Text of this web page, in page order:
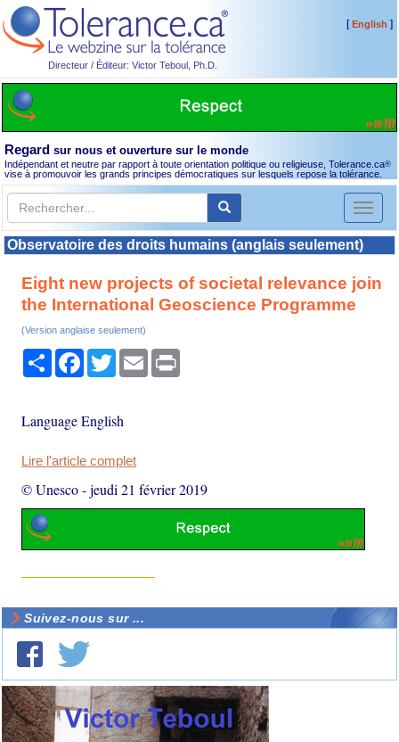
Directeur / Éditeur: Victor Teboul, Ph.D.
[English ]
Regard sur nous et ouverture sur le monde
Indépendant et neutre par rapport à toute orientation politique ou religieuse, Tolerance.ca®
vise à promouvoir les grands principes démocratiques sur lesquels repose la tolérance.
Toggle
Observatoire des droits humains (anglais seulement)
Eight new projects of societal relevance join
the International Geoscience Programme
(Version anglaise seulement)
PartagerFacebook
TwitterEmail
Language English
Lire l'article complet
© Unesco-jeudi 21 février 2019
Suivez-nous sur ...